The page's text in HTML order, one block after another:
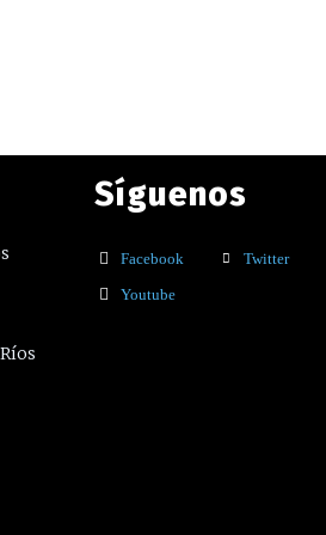
Síguenos
Facebook
Twitter
Youtube